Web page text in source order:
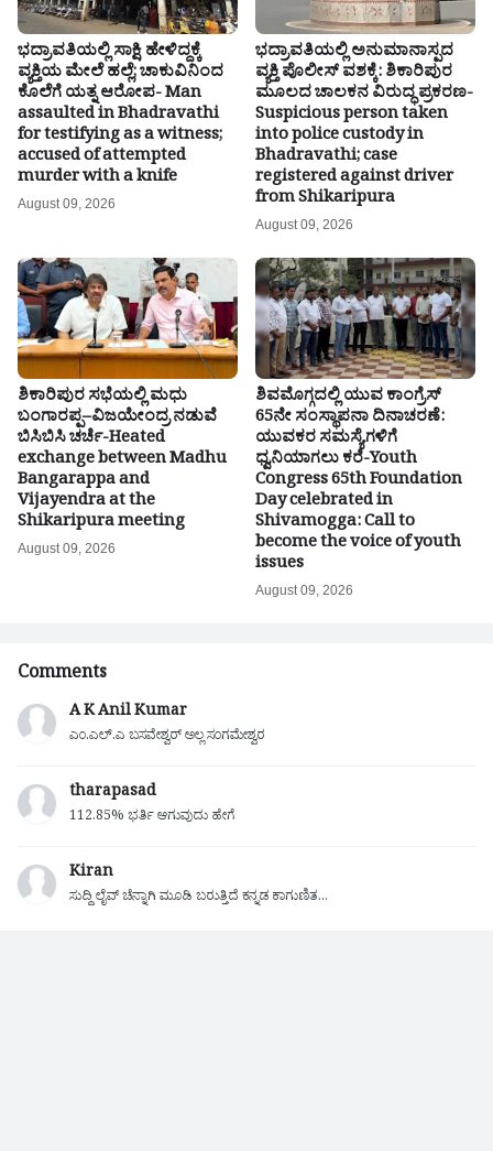
ಭದ್ರಾವತಿಯಲ್ಲಿ ಸಾಕ್ಷಿ ಹೇಳಿದ್ದಕ್ಕೆ
ವ್ಯಕ್ತಿಯ ಮೇಲೆ ಹಲ್ಲೆ; ಚಾಕುವಿನಿಂದ
ಕೊಲೆಗೆ ಯತ್ನ ಆರೋಪ- Man
assaulted in Bhadravathi
for testifying as a witness;
accused of attempted
murder with a knife
August 09, 2026
ಭದ್ರಾವತಿಯಲ್ಲಿ ಅನುಮಾನಾಸ್ಪದ
ವ್ಯಕ್ತಿ ಪೊಲೀಸ್ ವಶಕ್ಕೆ: ಶಿಕಾರಿಪುರ
ಮೂಲದ ಚಾಲಕನ ವಿರುದ್ಧ ಪ್ರಕರಣ-
Suspicious person taken
into police custody in
Bhadravathi; case
registered against driver
from Shikaripura
August 09, 2026
ಶಿಕಾರಿಪುರ ಸಭೆಯಲ್ಲಿ ಮಧು
ಬಂಗಾರಪ್ಪ–ವಿಜಯೇಂದ್ರ ನಡುವೆ
ಬಿಸಿಬಿಸಿ ಚರ್ಚೆ-Heated
exchange between Madhu
Bangarappa and
Vijayendra at the
Shikaripura meeting
August 09, 2026
ಶಿವಮೊಗ್ಗದಲ್ಲಿ ಯುವ ಕಾಂಗ್ರೆಸ್
65ನೇ ಸಂಸ್ಥಾಪನಾ ದಿನಾಚರಣೆ:
ಯುವಕರ ಸಮಸ್ಯೆಗಳಿಗೆ
ಧ್ವನಿಯಾಗಲು ಕರೆ-Youth
Congress 65th Foundation
Day celebrated in
Shivamogga: Call to
become the voice of youth
issues
August 09, 2026
Comments
A K Anil Kumar
ಎಂ.ಎಲ್.ಎ ಬಸವೇಶ್ವರ್ ಅಲ್ಲ ಸಂಗಮೇಶ್ವರ
tharapasad
112.85% ಭರ್ತಿ ಆಗುವುದು ಹೇಗೆ
Kiran
ಸುದ್ದಿ ಲೈವ್ ಚೆನ್ನಾಗಿ ಮೂಡಿ ಬರುತ್ತಿದೆ ಕನ್ನಡ ಕಾಗುಣಿತ...